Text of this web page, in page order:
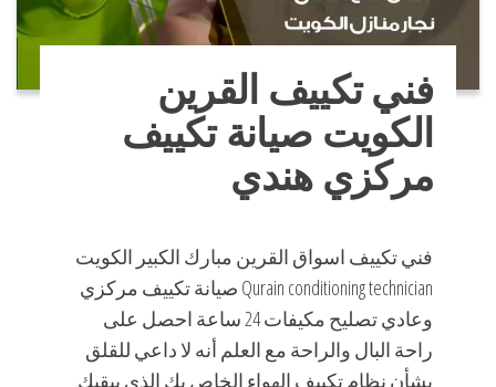
فني تكييف القرين
الكويت صيانة تكييف
مركزي هندي
فني تكييف اسواق القرين مبارك الكبير الكويت
Qurain conditioning technician صيانة تكييف مركزي
وعادي تصليح مكيفات 24 ساعة احصل على
راحة البال والراحة مع العلم أنه لا داعي للقلق
بشأن نظام تكييف الهواء الخاص بك الذي يبقيك